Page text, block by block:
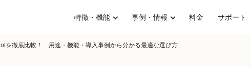
特徴・機能 事例・情報 料金 サポート
を徹底比較！ 用途・機能・導入事例から分かる最適な選び方